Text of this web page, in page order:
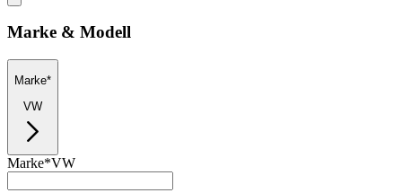
Marke & Modell
Marke*
VW
Marke*VW